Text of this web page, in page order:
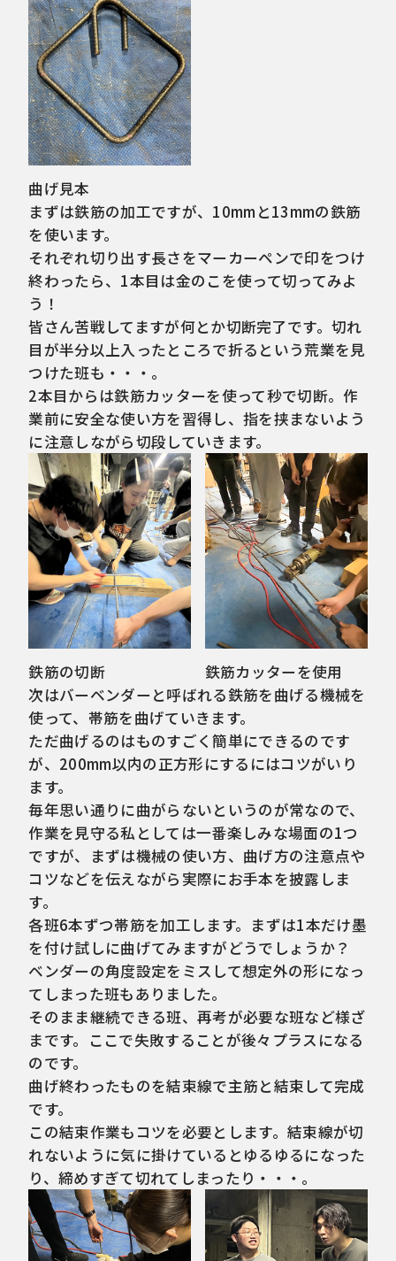
曲げ見本
まずは鉄筋の加工ですが、10mmと13mmの鉄筋
を使います。
それぞれ切り出す長さをマーカーペンで印をつけ
終わったら、1本目は金のこを使って切ってみよ
う！
皆さん苦戦してますが何とか切断完了です。切れ
目が半分以上入ったところで折るという荒業を見
つけた班も・・・。
2本目からは鉄筋カッターを使って秒で切断。作
業前に安全な使い方を習得し、指を挟まないよう
に注意しながら切段していきます。
鉄筋の切断
鉄筋カッターを使用
次はバーベンダーと呼ばれる鉄筋を曲げる機械を
使って、帯筋を曲げていきます。
ただ曲げるのはものすごく簡単にできるのです
が、200mm以内の正方形にするにはコツがいり
ます。
毎年思い通りに曲がらないというのが常なので、
作業を見守る私としては一番楽しみな場面の1つ
ですが、まずは機械の使い方、曲げ方の注意点や
コツなどを伝えながら実際にお手本を披露しま
す。
各班6本ずつ帯筋を加工します。まずは1本だけ墨
を付け試しに曲げてみますがどうでしょうか？
ベンダーの角度設定をミスして想定外の形になっ
てしまった班もありました。
そのまま継続できる班、再考が必要な班など様ざ
まです。ここで失敗することが後々プラスになる
のです。
曲げ終わったものを結束線で主筋と結束して完成
です。
この結束作業もコツを必要とします。結束線が切
れないように気に掛けているとゆるゆるになった
り、締めすぎて切れてしまったり・・・。